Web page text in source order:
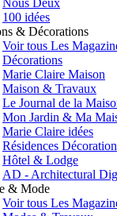
Nous Deux
100 idées
& Décorations
Voir tous Les
Décorations
Marie Claire Maison
Maison & Travaux
Le Journal de la
Mon Jardin & Ma
Marie Claire idées
Résidences Décoration
Hôtel & Lodge
AD - Architectural
& Mode
Voir tous Les